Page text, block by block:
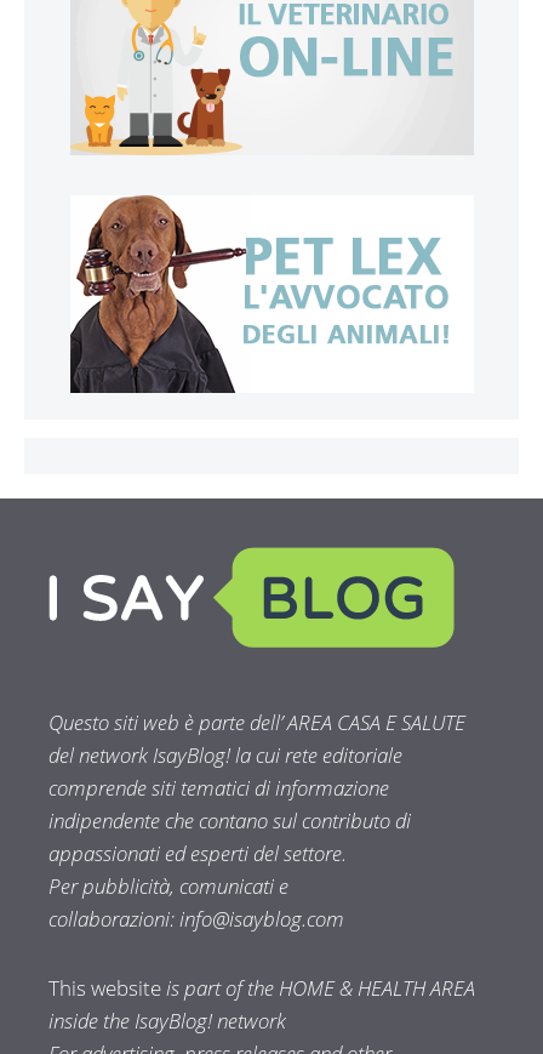
Questo siti web è parte dell’ AREA CASA E SALUTE
del network IsayBlog! la cui rete editoriale
comprende siti tematici di informazione
indipendente che contano sul contributo di
appassionati ed esperti del settore.
Per pubblicità, comunicati e
collaborazioni:info@isayblog.com
This websiteis part of the HOME & HEALTH AREA
inside the IsayBlog! network